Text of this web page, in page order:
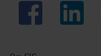
Facebook LinkedIn